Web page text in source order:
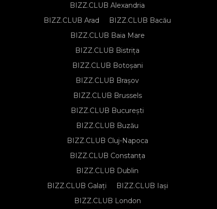
BIZZ.CLUB Alexandria
BIZZ.CLUB Arad
BIZZ.CLUB Bacău
BIZZ.CLUB Baia Mare
BIZZ.CLUB Bistrița
BIZZ.CLUB Botoșani
BIZZ.CLUB Brașov
BIZZ.CLUB Brussels
BIZZ.CLUB București
BIZZ.CLUB Buzău
BIZZ.CLUB Cluj-Napoca
BIZZ.CLUB Constanța
BIZZ.CLUB Dublin
BIZZ.CLUB Galați
BIZZ.CLUB Iași
BIZZ.CLUB London